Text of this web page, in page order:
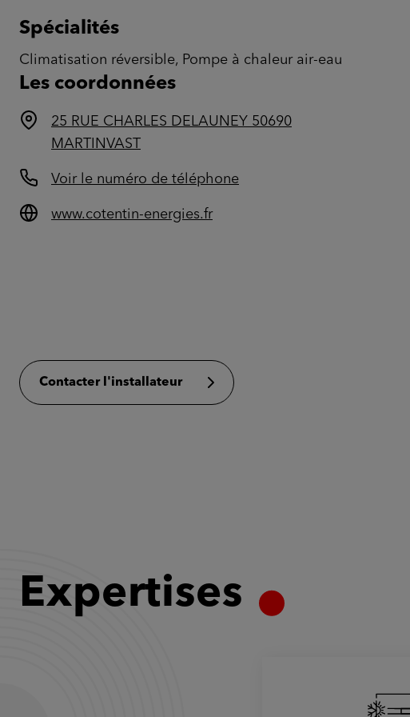
Spécialités
Climatisation réversible, Pompe à chaleur air-eau
Les coordonnées
25 RUE CHARLES DELAUNEY 50690
MARTINVAST
Voir le numéro de téléphone
www.cotentin-energies.fr
Contacter l'installateur
Expertises